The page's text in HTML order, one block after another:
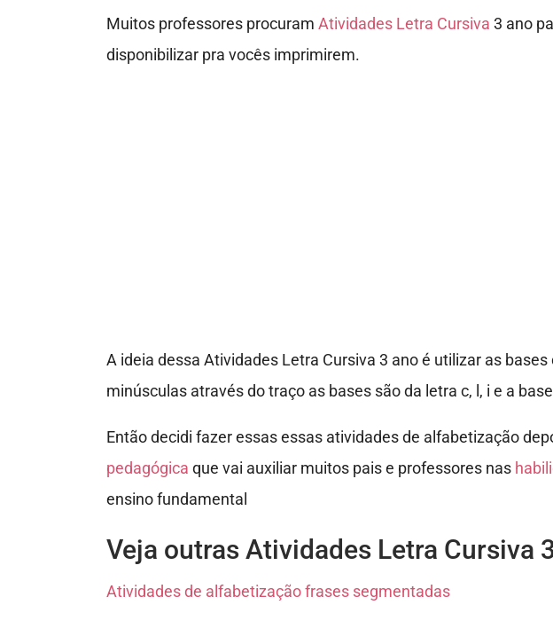
Muitos professores procuram Atividades Letra Cursiva 3 ano
disponibilizar pra vocês imprimirem.
A ideia dessa Atividades Letra Cursiva 3 ano é utilizar as
minúsculas através do traço as bases são da letra c, l, i e a
Então decidi fazer essas essas atividades de alfabetização
pedagógica que vai auxiliar muitos pais e professores nas
ensino fundamental
Veja outras Atividades Letra Cursiva
Atividades de alfabetização frases segmentadas